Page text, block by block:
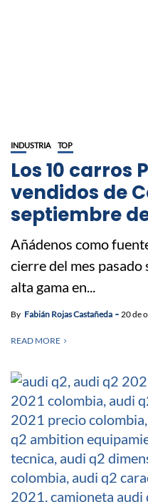
INDUSTRIA TOP
Los 10 carros
vendidos de
septiembre de
Añádenos como
cierre del mes
alta gama en...
By Fabián Rojas Castañeda 20 de
READ MORE